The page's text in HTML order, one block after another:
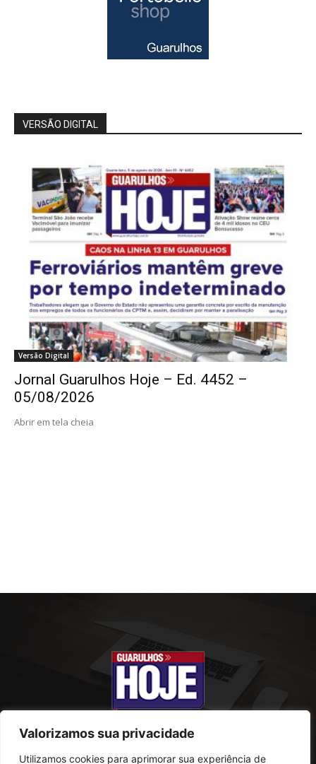
Valorizamos sua privacidade
Utilizamos cookies para aprimorar sua experiência de
VERSÃO DIGITAL
Versão Digital
Jornal Guarulhos Hoje – Ed. 4452 –
05/08/2026
Abrir em tela cheia